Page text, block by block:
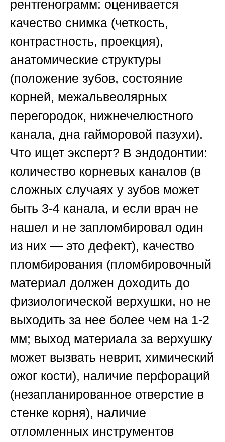
рентгенограмм: оценивается
качество снимка (четкость,
контрастность, проекция),
анатомические структуры
(положение зубов, состояние
корней, межальвеолярных
перегородок, нижнечелюстного
канала, дна гайморовой пазухи).
Что ищет эксперт? В эндодонтии:
количество корневых каналов (в
сложных случаях у зубов может
быть 3-4 канала, и если врач не
нашел и не запломбировал один
из них — это дефект), качество
пломбирования (пломбировочный
материал должен доходить до
физиологической верхушки, но не
выходить за нее более чем на 1-2
мм; выход материала за верхушку
может вызвать неврит, химический
ожог кости), наличие перфораций
(незапланированное отверстие в
стенке корня), наличие
отломленных инструментов